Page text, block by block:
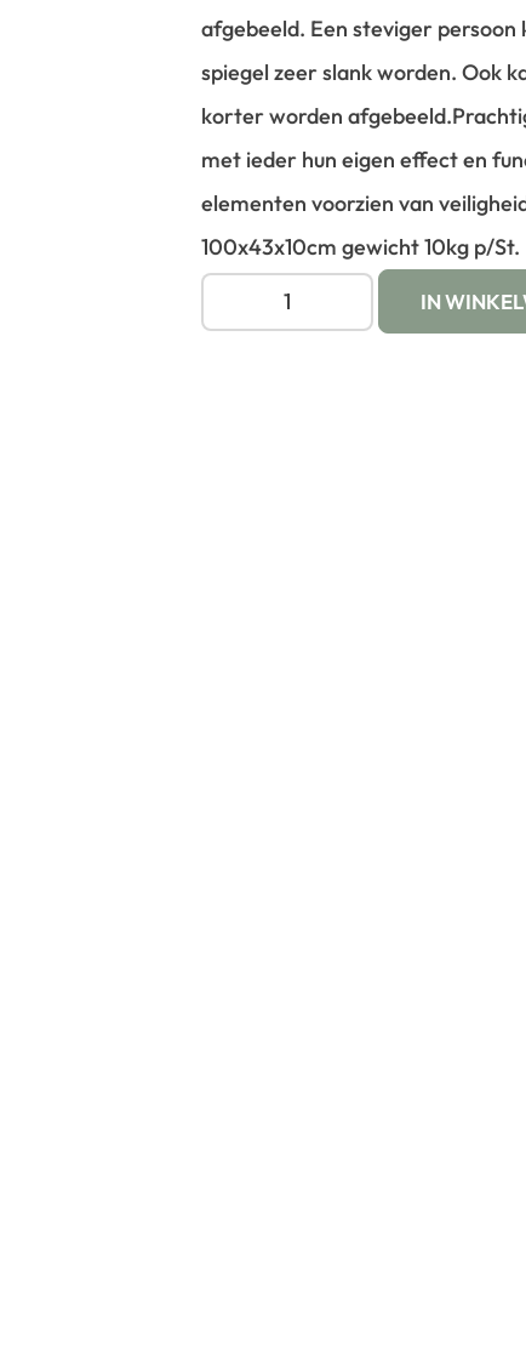
afgebeeld. Een steviger persoon
spiegel zeer slank worden. Ook
korter worden afgebeeld.
met ieder hun eigen effect en
elementen voorzien van
100x43x10cm gewicht 10kg p/St.
IN